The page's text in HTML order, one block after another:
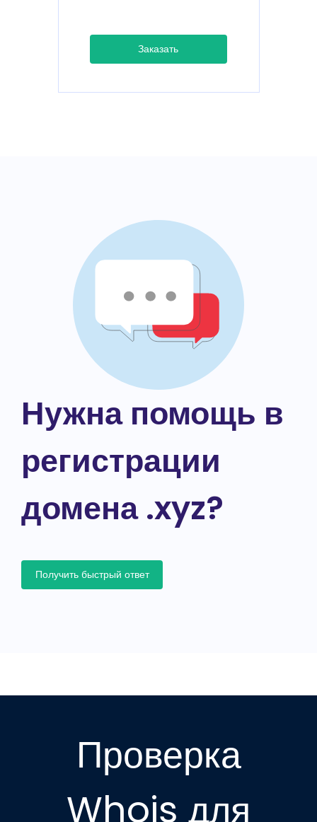
Заказать
Нужна помощь в
регистрации
домена .xyz?
Получить быстрый ответ
Проверка
Whois для